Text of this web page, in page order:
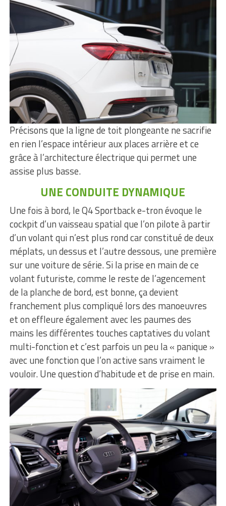
Précisons que la ligne de toit plongeante ne sacrifie
en rien l’espace intérieur aux places arrière et ce
grâce à l’architecture électrique qui permet une
assise plus basse.
UNE CONDUITE DYNAMIQUE
Une fois à bord, le Q4 Sportback e-tron évoque le
cockpit d’un vaisseau spatial que l’on pilote à partir
d’un volant qui n’est plus rond car constitué de deux
méplats, un dessus et l’autre dessous, une première
sur une voiture de série. Si la prise en main de ce
volant futuriste, comme le reste de l’agencement
de la planche de bord, est bonne, ça devient
franchement plus compliqué lors des manoeuvres
et on effleure également avec les paumes des
mains les différentes touches captatives du volant
multi-fonction et c’est parfois un peu la « panique »
avec une fonction que l’on active sans vraiment le
vouloir. Une question d’habitude et de prise en main.